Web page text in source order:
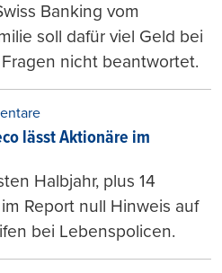
Banking vom
soll dafür viel Geld bei
nicht beantwortet.
lässt Aktionäre im
Halbjahr, plus 14
Report null Hinweis auf
bei Lebenspolicen.